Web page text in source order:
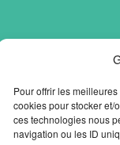
Pour offrir les
cookies pour stocker et/
ces technologies nous
navigation ou les ID